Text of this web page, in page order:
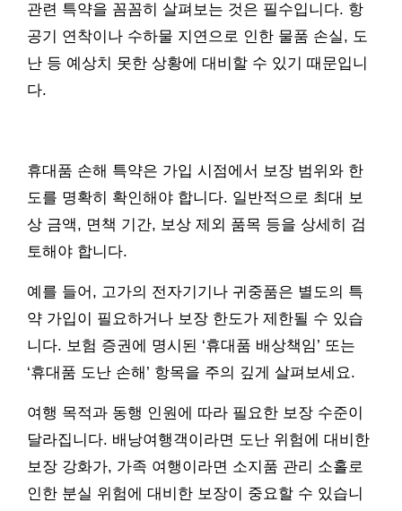
관련 특약을 꼼꼼히 살펴보는 것은 필수입니다. 항
공기 연착이나 수하물 지연으로 인한 물품 손실, 도
난 등 예상치 못한 상황에 대비할 수 있기 때문입니
다.
휴대품 손해 특약은 가입 시점에서 보장 범위와 한
도를 명확히 확인해야 합니다. 일반적으로 최대 보
상 금액, 면책 기간, 보상 제외 품목 등을 상세히 검
토해야 합니다.
예를 들어, 고가의 전자기기나 귀중품은 별도의 특
약 가입이 필요하거나 보장 한도가 제한될 수 있습
니다. 보험 증권에 명시된 ‘휴대품 배상책임’ 또는
‘휴대품 도난 손해’ 항목을 주의 깊게 살펴보세요.
여행 목적과 동행 인원에 따라 필요한 보장 수준이
달라집니다. 배낭여행객이라면 도난 위험에 대비한
보장 강화가, 가족 여행이라면 소지품 관리 소홀로
인한 분실 위험에 대비한 보장이 중요할 수 있습니